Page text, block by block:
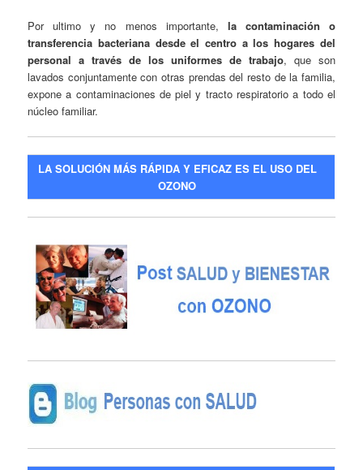
Por ultimo y no menos importante, la contaminación o
transferencia bacteriana desde el centro a los hogares del
personal a través de los uniformes de trabajo, que son
lavados conjuntamente con otras prendas del resto de la familia,
expone a contaminaciones de piel y tracto respiratorio a todo el
núcleo familiar.
LA SOLUCIÓN MÁS RÁPIDA Y EFICAZ ES EL USO DEL
OZONO